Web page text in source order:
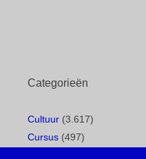
Categorieën
Cultuur (3.617)
Cursus (497)